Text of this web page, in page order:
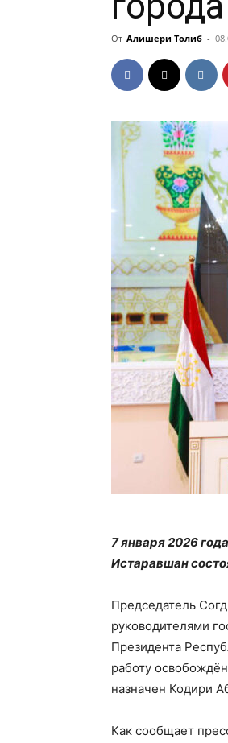
От Алишери Толиб -
7 января 2026
Истаравшан
Председатель
руководителями
Президента
работу
назначен Кодири
Как сообщает